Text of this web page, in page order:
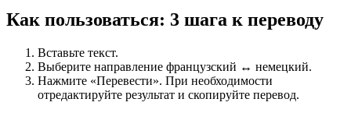
Как пользоваться: 3 шага к переводу
Вставьте текст.
Выберите направление французский ↔ немецкий.
Нажмите «Перевести». При необходимости
отредактируйте результат и скопируйте перевод.